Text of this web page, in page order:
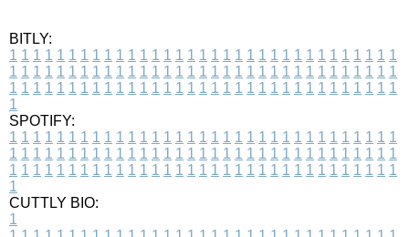
BITLY:
1 1 1 1 1 1 1 1 1 1 1 1 1 1 1 1 1 1 1 1 1 1 1 1 1 1 1 1 1 1 1 1 1
1 1 1 1 1 1 1 1 1 1 1 1 1 1 1 1 1 1 1 1 1 1 1 1 1 1 1 1 1 1 1 1 1
1 1 1 1 1 1 1 1 1 1 1 1 1 1 1 1 1 1 1 1 1 1 1 1 1 1 1 1 1 1 1 1 1
1
SPOTIFY:
1 1 1 1 1 1 1 1 1 1 1 1 1 1 1 1 1 1 1 1 1 1 1 1 1 1 1 1 1 1 1 1 1
1 1 1 1 1 1 1 1 1 1 1 1 1 1 1 1 1 1 1 1 1 1 1 1 1 1 1 1 1 1 1 1 1
1 1 1 1 1 1 1 1 1 1 1 1 1 1 1 1 1 1 1 1 1 1 1 1 1 1 1 1 1 1 1 1 1
1
CUTTLY BIO:
1